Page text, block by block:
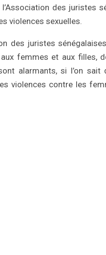
des juristes
violences sexuelles.
des juristes
femmes et aux filles,
alarmants, si l’on
violences contre les